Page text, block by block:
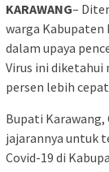
KARAWANG–
warga
dalam upaya
Virus ini diketahui
persen lebih
Bupati
jajarannya untuk
Covid-19 di